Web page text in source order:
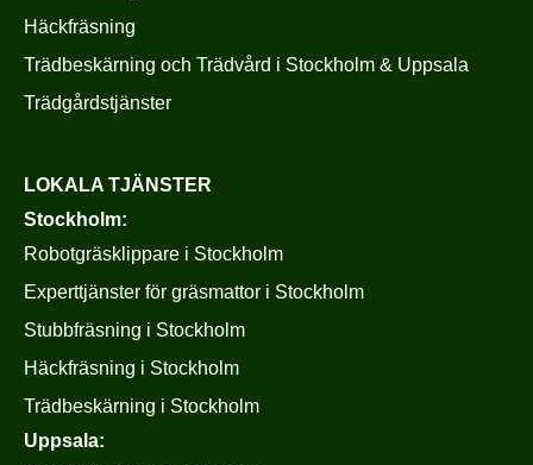
Häckfräsning
Trädbeskärning och Trädvård i Stockholm & Uppsala
Trädgårdstjänster
LOKALA TJÄNSTER
Stockholm:
Robotgräsklippare i Stockholm
Experttjänster för gräsmattor i Stockholm
Stubbfräsning i Stockholm
Häckfräsning i Stockholm
Trädbeskärning i Stockholm
Uppsala: